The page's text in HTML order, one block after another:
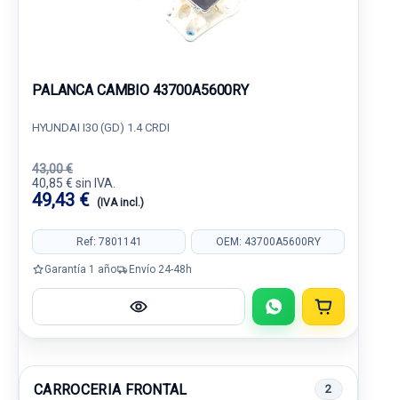
PALANCA CAMBIO 43700A5600RY
HYUNDAI I30 (GD) 1.4 CRDI
43,00 €
40,85 € sin IVA.
49,43 € (IVA incl.)
Ref: 7801141 OEM: 43700A5600RY
Garantía 1 año Envío 24-48h
CARROCERIA FRONTAL 2